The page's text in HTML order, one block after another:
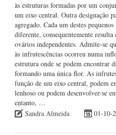
às estruturas formadas por um
um eixo central. Outra designação
agregado. Cada um destes
diferente, consequentemente
ovários independentes. Admite-se
às infrutescências ocorreu numa
estrutura onde se podem encontrar
formando uma única flor. As
função de um eixo central, podem
lenhoso ou podem desenvolver-se
entanto, …
Sandra Almeida
01-10-